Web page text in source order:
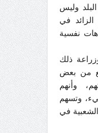
وليس
في
نفسية
ذلك
من بعض
وأنهم
وتسهم
في